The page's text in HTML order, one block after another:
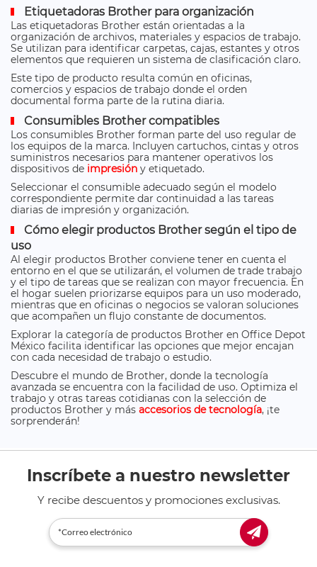
Etiquetadoras Brother para organización
Las etiquetadoras Brother están orientadas a la
organización de archivos, materiales y espacios de trabajo.
Se utilizan para identificar carpetas, cajas, estantes y otros
elementos que requieren un sistema de clasificación claro.
Este tipo de producto resulta común en oficinas,
comercios y espacios de trabajo donde el orden
documental forma parte de la rutina diaria.
Consumibles Brother compatibles
Los consumibles Brother forman parte del uso regular de
los equipos de la marca. Incluyen cartuchos, cintas y otros
suministros necesarios para mantener operativos los
dispositivos de impresión y etiquetado.
Seleccionar el consumible adecuado según el modelo
correspondiente permite dar continuidad a las tareas
diarias de impresión y organización.
Cómo elegir productos Brother según el tipo de
uso
Al elegir productos Brother conviene tener en cuenta el
entorno en el que se utilizarán, el volumen de trade trabajo
y el tipo de tareas que se realizan con mayor frecuencia. En
el hogar suelen priorizarse equipos para un uso moderado,
mientras que en oficinas o negocios se valoran soluciones
que acompañen un flujo constante de documentos.
Explorar la categoría de productos Brother en Office Depot
México facilita identificar las opciones que mejor encajan
con cada necesidad de trabajo o estudio.
Descubre el mundo de Brother, donde la tecnología
avanzada se encuentra con la facilidad de uso. Optimiza el
trabajo y otras tareas cotidianas con la selección de
productos Brother y más accesorios de tecnología, ¡te
sorprenderán!
Inscríbete a nuestro newsletter
Y recibe descuentos y promociones exclusivas.